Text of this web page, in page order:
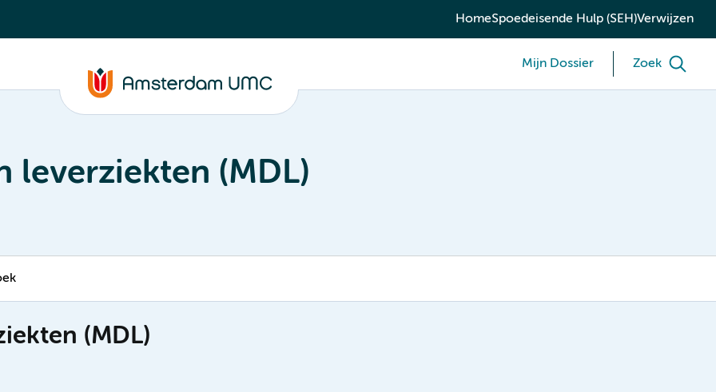
HomeSpoedeisende Hulp (SEH)Verwijzen
Mijn Dossier Zoek
leverziekten (MDL)
(MDL)